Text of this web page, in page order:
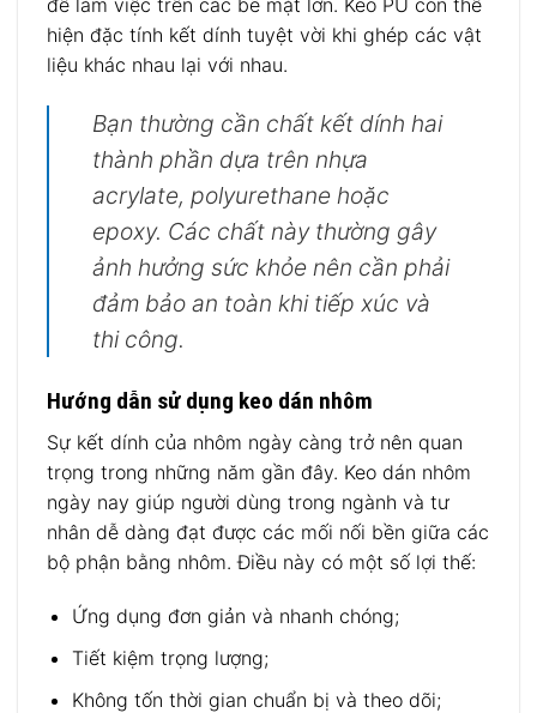
để làm việc trên các bề mặt lớn. Keo PU còn thể
hiện đặc tính kết dính tuyệt vời khi ghép các vật
liệu khác nhau lại với nhau.
Bạn thường cần chất kết dính hai
thành phần dựa trên nhựa
acrylate, polyurethane hoặc
epoxy. Các chất này thường gây
ảnh hưởng sức khỏe nên cần phải
đảm bảo an toàn khi tiếp xúc và
thi công.
Hướng dẫn sử dụng keo dán nhôm
Sự kết dính của nhôm ngày càng trở nên quan
trọng trong những năm gần đây. Keo dán nhôm
ngày nay giúp người dùng trong ngành và tư
nhân dễ dàng đạt được các mối nối bền giữa các
bộ phận bằng nhôm. Điều này có một số lợi thế:
Ứng dụng đơn giản và nhanh chóng;
Tiết kiệm trọng lượng;
Không tốn thời gian chuẩn bị và theo dõi;